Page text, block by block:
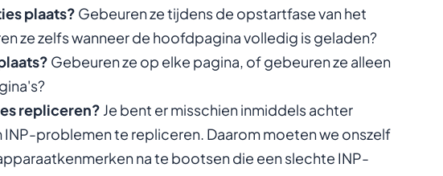
plaats? Gebeuren ze tijdens de opstartfase van het
ze zelfs wanneer de hoofdpagina volledig is geladen?
Gebeuren ze op elke pagina, of gebeuren ze alleen
repliceren? Je bent er misschien inmiddels achter
problemen te repliceren. Daarom moeten we onszelf
na te bootsen die een slechte INP-